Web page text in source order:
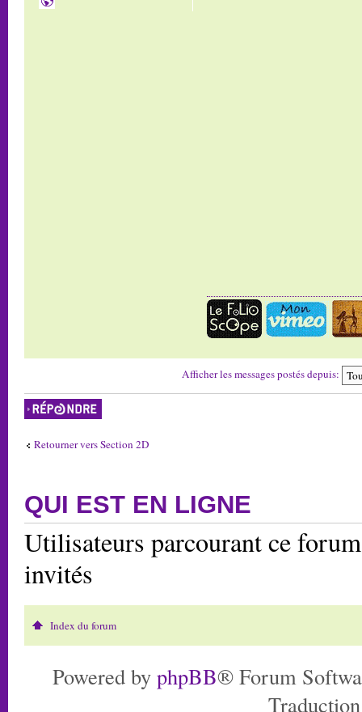
Afficher les messages postés depuis:
Répondre
Retourner vers Section 2D
QUI EST EN LIGNE
Utilisateurs parcourant ce
invités
Index du forum
Powered by phpBB® Forum